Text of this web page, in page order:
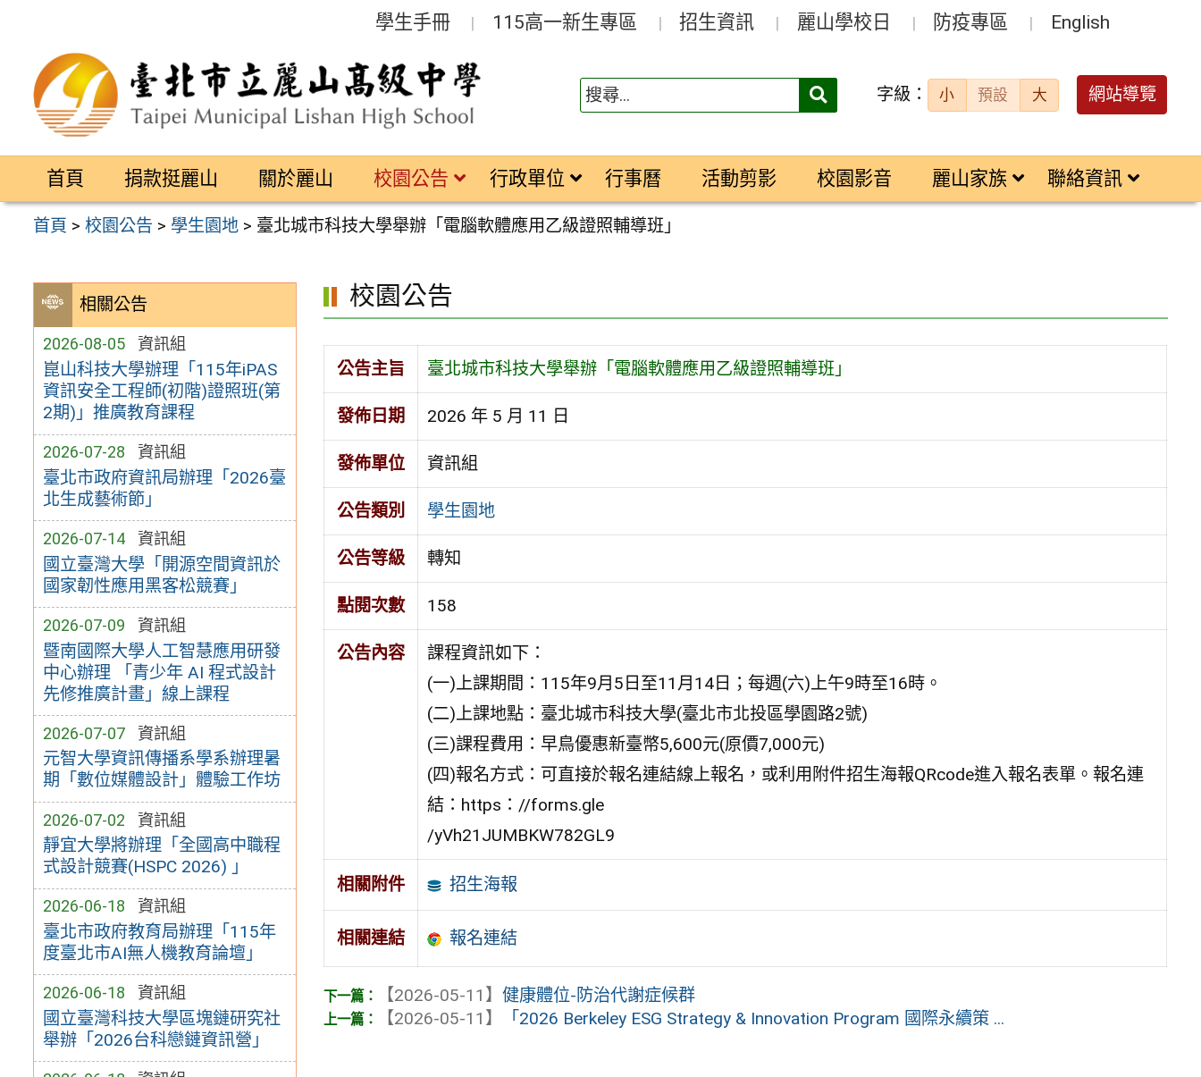
區
學生手冊 115高一新生專區 招生資訊 麗山學校日 防疫專區 English
搜
字級： 小 預設 大 網站導覽
首頁 捐款挺麗山 關於麗山 校園公告 行政單位 行事曆 活動剪影 校園影音 麗山家族 聯絡資訊
首頁 >校園公告 > 學生園地 > 臺北城市科技大學舉辦「電腦軟體應用乙級證照輔導班」
相關公告
2026-08-05 資訊組
崑山科技大學辦理「115年iPAS
資訊安全工程師(初階)證照班(第
2期)」推廣教育課程
2026-07-28 資訊組
臺北市政府資訊局辦理「2026臺
北生成藝術節」
2026-07-14 資訊組
國立臺灣大學「開源空間資訊於
國家韌性應用黑客松競賽」
2026-07-09 資訊組
暨南國際大學人工智慧應用研發
中心辦理 「青少年 AI 程式設計
先修推廣計畫」線上課程
2026-07-07 資訊組
元智大學資訊傳播系學系辦理暑
期「數位媒體設計」體驗工作坊
2026-07-02 資訊組
靜宜大學將辦理「全國高中職程
式設計競賽(HSPC 2026) 」
2026-06-18 資訊組
臺北市政府教育局辦理「115年
度臺北市AI無人機教育論壇」
2026-06-18 資訊組
國立臺灣科技大學區塊鏈研究社
舉辦「2026台科戀鏈資訊營」
校園公告
公告主旨 臺北城市科技大學舉辦「電腦軟體應用乙級證照輔導班」
發佈日期 2026 年 5 月 11 日
發佈單位 資訊組
公告類別 學生園地
公告等級 轉知
點閱次數 158
公告內容
課程資訊如下：
(一)上課期間：115年9月5日至11月14日；每週(六)上午9時至16時。
(二)上課地點：臺北城市科技大學(臺北市北投區學園路2號)
(三)課程費用：早鳥優惠新臺幣5,600元(原價7,000元)
(四)報名方式：可直接於報名連結線上報名，或利用附件招生海報QRcode進入報名表單。報名連
結：https：//forms.gle
/yVh21JUMBKW782GL9
相關附件 招生海報
相關連結 報名連結
【2026-05-11】健康體位-防治代謝症候群
【2026-05-11】
「2026 Berkeley ESG Strategy & Innovation Program 國際永續策 ...